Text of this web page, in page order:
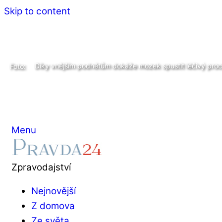
Skip to content
Menu
Zpravodajství
Nejnovější
Z domova
Díky vnějším podnětům dokáže mozek spustit léčivý
Foto: